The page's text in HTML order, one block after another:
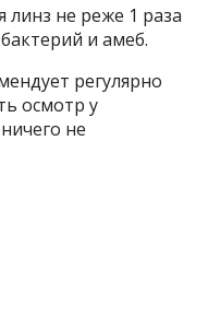
не реже 1 раза
и амеб.
регулярно
осмотр у
не